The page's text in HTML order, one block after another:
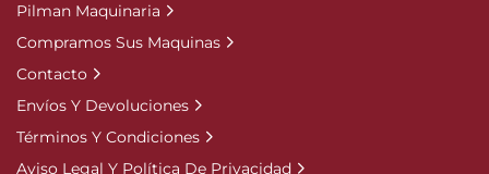
Pilman Maquinaria
Compramos Sus Maquinas
Contacto
Envíos Y Devoluciones
Términos Y Condiciones
Aviso Legal Y Política De Privacidad